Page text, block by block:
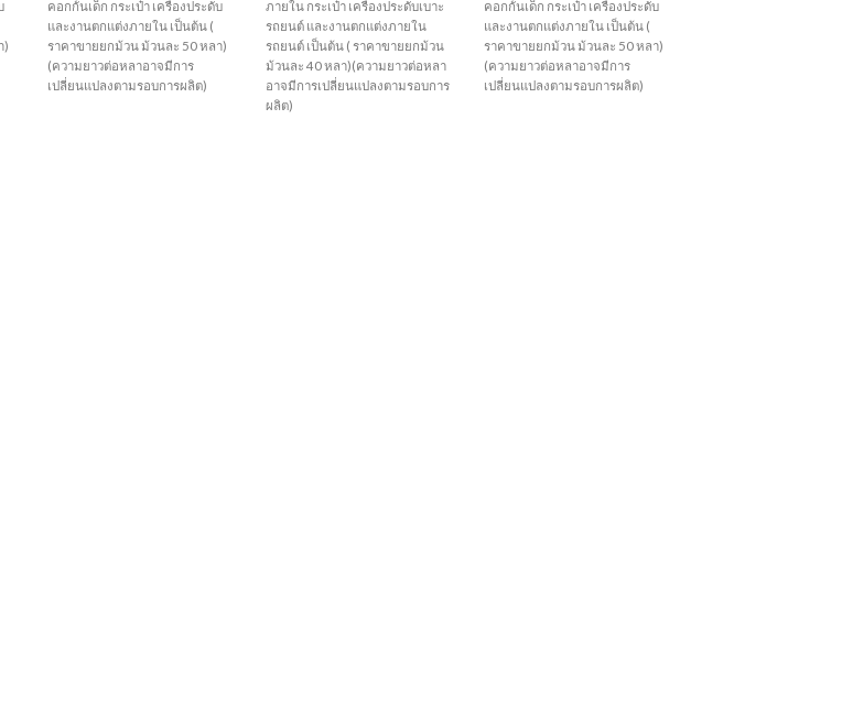
)
คอกกั้นเด็ก กระเป๋า เครื่องประดับ
และงานตกแต่งภายใน เป็นต้น (
ราคาขายยกม้วน ม้วนละ 50 หลา)
(ความยาวต่อหลาอาจมีการ
เปลี่ยนแปลงตามรอบการผลิต)
ภายใน กระเป๋า เครื่องประดับเบาะ
รถยนต์ และงานตกแต่งภายใน
รถยนต์ เป็นต้น ( ราคาขายยกม้วน
ม้วนละ 40 หลา)(ความยาวต่อหลา
อาจมีการเปลี่ยนแปลงตามรอบการ
ผลิต)
คอกกั้นเด็ก กระเป๋า เครื่องประดับ
และงานตกแต่งภายใน เป็นต้น (
ราคาขายยกม้วน ม้วนละ 50 หลา)
(ความยาวต่อหลาอาจมีการ
เปลี่ยนแปลงตามรอบการผลิต)